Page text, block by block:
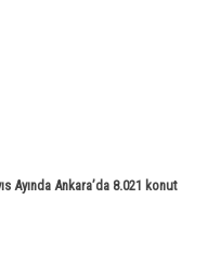
Ayında Ankara’da 8.021 konut